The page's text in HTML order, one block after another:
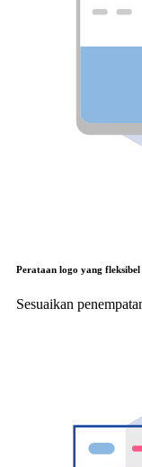
Perataan logo yang fleksibel
Sesuaikan